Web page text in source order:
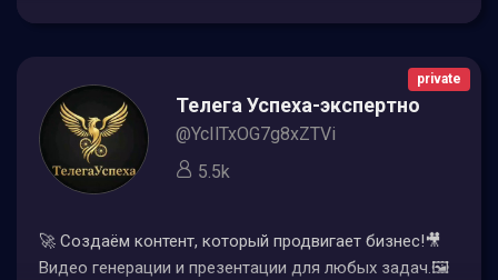
private
Телега Успеха-экспертно-
@YcIlTxOG7g8xZTVi
5.5k
🚀 Создаём контент, который продвигает бизнес!🎥
Видео генерации и презентации для любых задач.🖼️